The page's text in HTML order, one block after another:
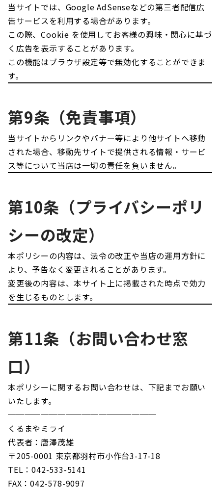
当サイトでは、Google AdSenseなどの第三者配信広
告サービスを利用する場合があります。
この際、Cookie を使用してお客様の興味・関心に基づ
く広告を表示することがあります。
この機能はブラウザ設定等で無効化することができま
す。
第9条（免責事項）
当サイトからリンクやバナー等により他サイトへ移動
された場合、移動先サイトで提供される情報・サービ
ス等について当店は一切の責任を負いません。
第10条（プライバシーポリ
シーの改定）
本ポリシーの内容は、法令の改正や当店の運用方針に
より、予告なく変更されることがあります。
変更後の内容は、本サイト上に掲載された時点で効力
を生じるものとします。
第11条（お問い合わせ窓
口）
本ポリシーに関するお問い合わせは、下記までお願い
いたします。
──────────────────
くるまやミライ
代表者：唐澤茂雄
〒205-0001 東京都羽村市小作台3-17-18
TEL：042-533-5141
FAX：042-578-9097